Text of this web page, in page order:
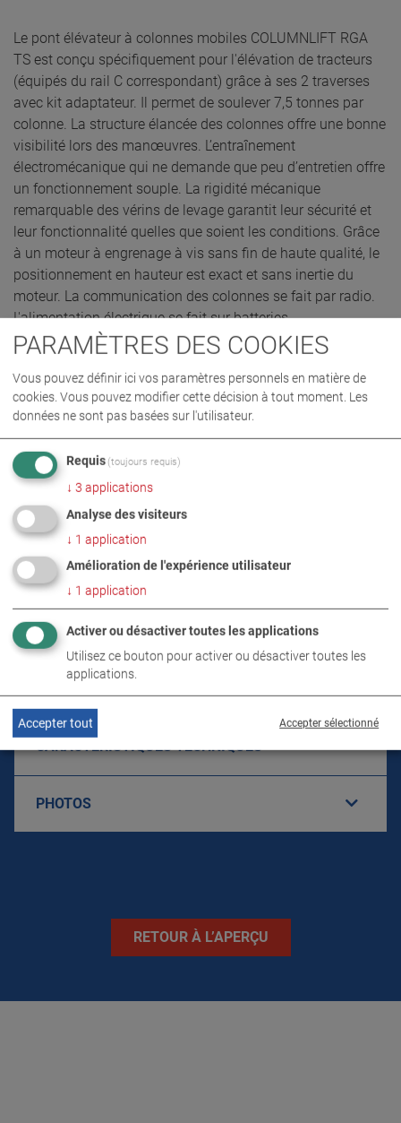
Le pont élévateur à colonnes mobiles COLUMNLIFT RGA
TS est conçu spécifiquement pour l'élévation de tracteurs
(équipés du rail C correspondant) grâce à ses 2 traverses
avec kit adaptateur. Il permet de soulever 7,5 tonnes par
colonne. La structure élancée des colonnes offre une bonne
visibilité lors des manœuvres. L’entraînement
électromécanique qui ne demande que peu d’entretien offre
un fonctionnement souple. La rigidité mécanique
remarquable des vérins de levage garantit leur sécurité et
leur fonctionnalité quelles que soient les conditions. Grâce
à un moteur à engrenage à vis sans fin de haute qualité, le
positionnement en hauteur est exact et sans inertie du
moteur. La communication des colonnes se fait par radio.
L'alimentation électrique se fait sur batteries.
DEMANDE D’OFFRE
DÉTAILS PRODUIT / CONTENU DE LA
LIVRAISON
CARACTÉRISTIQUES TECHNIQUES
PHOTOS
RETOUR À L’APERÇU
PARAMÈTRES DES COOKIES
Vous pouvez définir ici vos paramètres personnels en matière de
cookies. Vous pouvez modifier cette décision à tout moment. Les
données ne sont pas basées sur l'utilisateur.
Requis (toujours requis)
↓ 3 applications
Analyse des visiteurs
↓ 1 application
Amélioration de l'expérience utilisateur
↓ 1 application
Activer ou désactiver toutes les applications
Utilisez ce bouton pour activer ou désactiver toutes les
applications.
Accepter sélectionné
Accepter tout